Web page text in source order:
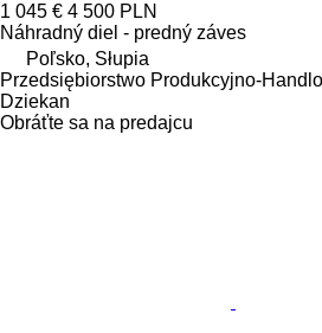
1 045 € 4 500 PLN
Náhradný diel - predný záves
Poľsko, Słupia
Przedsiębiorstwo Produkcyjno-
Dziekan
Obráťte sa na predajcu